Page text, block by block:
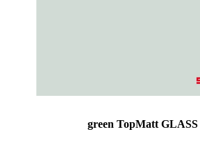
green TopMatt GLASS